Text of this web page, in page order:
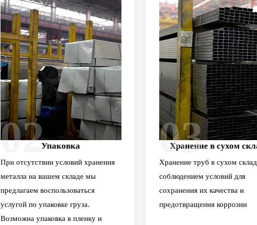
02Упаковка
При отсутствии условий хранения
металла на вашем складе мы
предлагаем воспользоваться
услугой по упаковке груза.
Возможна упаковка в пленку и
03
Хранение в сухом
Хранение труб в сухом
соблюдением условий для
сохранения их качества и
предотвращения коррозии